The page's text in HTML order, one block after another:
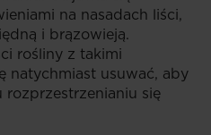
na nasadach liści,
i brązowieją.
rośliny z takimi
natychmiast usuwać, aby
rozprzestrzenianiu się